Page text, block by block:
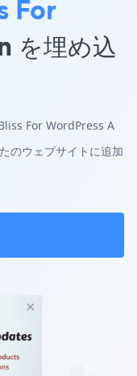
For
を埋め込
For WordPress A
のウェブサイトに追加